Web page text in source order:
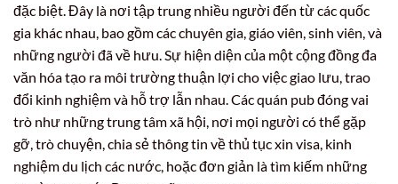
đặc biệt. Đây là nơi tập trung nhiều người đến từ các quốc
gia khác nhau, bao gồm các chuyên gia, giáo viên, sinh viên, và
những người đã về hưu. Sự hiện diện của một cộng đồng đa
văn hóa tạo ra môi trường thuận lợi cho việc giao lưu, trao
đổi kinh nghiệm và hỗ trợ lẫn nhau. Các quán pub đóng vai
trò như những trung tâm xã hội, nơi mọi người có thể gặp
gỡ, trò chuyện, chia sẻ thông tin về thủ tục xin visa, kinh
nghiệm du lịch các nước, hoặc đơn giản là tìm kiếm những